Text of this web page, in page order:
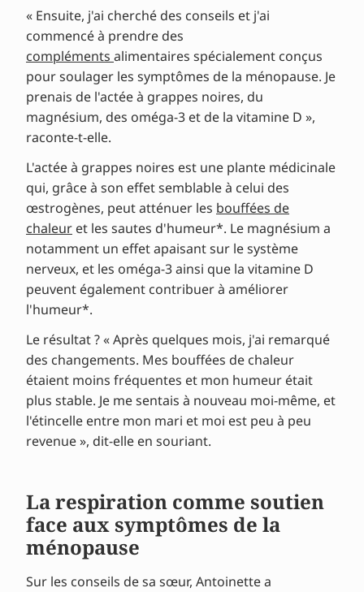
« Ensuite, j'ai cherché des conseils et j'ai
commencé à prendre des
compléments alimentaires spécialement conçus
pour soulager les symptômes de la ménopause. Je
prenais de l'actée à grappes noires, du
magnésium, des oméga-3 et de la vitamine D »,
raconte-t-elle.
L'actée à grappes noires est une plante médicinale
qui, grâce à son effet semblable à celui des
œstrogènes, peut atténuer les bouffées de
chaleur et les sautes d'humeur*. Le magnésium a
notamment un effet apaisant sur le système
nerveux, et les oméga-3 ainsi que la vitamine D
peuvent également contribuer à améliorer
l'humeur*.
Le résultat ? « Après quelques mois, j'ai remarqué
des changements. Mes bouffées de chaleur
étaient moins fréquentes et mon humeur était
plus stable. Je me sentais à nouveau moi-même, et
l'étincelle entre mon mari et moi est peu à peu
revenue », dit-elle en souriant.
La respiration comme soutien
face aux symptômes de la
ménopause
Sur les conseils de sa sœur, Antoinette a